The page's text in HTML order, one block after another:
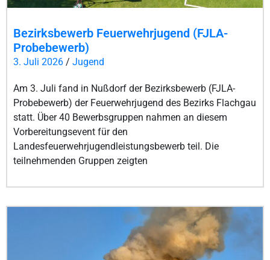
Bezirksbewerb Feuerwehrjugend (FJLA-
Probebewerb)
3. Juli 2026 / Jugend
Am 3. Juli fand in Nußdorf der Bezirksbewerb (FJLA-
Probebewerb) der Feuerwehrjugend des Bezirks Flachgau
statt. Über 40 Bewerbsgruppen nahmen an diesem
Vorbereitungsevent für den
Landesfeuerwehrjugendleistungsbewerb teil. Die
teilnehmenden Gruppen zeigten